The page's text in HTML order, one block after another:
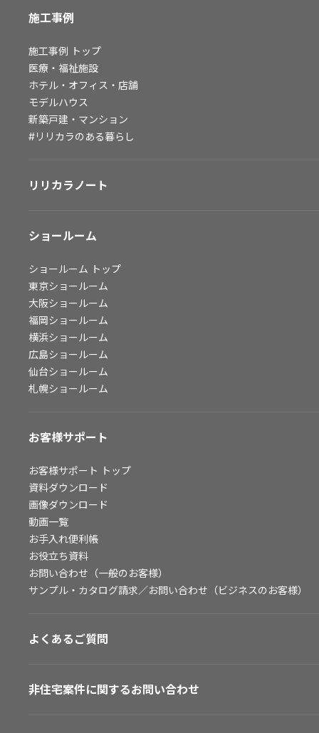
スペースソリューション事業
ファシリティソリューション事業
不動産投資開発事業
会社情報
採用情報
施工事例
施工事例 トップ
医療・福祉施設
ホテル・オフィス・店舗
モデルハウス
新築戸建・マンション
#リリカラのある暮らし
リリカラノート
ショールーム
ショールーム トップ
東京ショールーム
大阪ショールーム
福岡ショールーム
横浜ショールーム
広島ショールーム
仙台ショールーム
札幌ショールーム
お客様サポート
お客様サポート トップ
資料ダウンロード
画像ダウンロード
動画一覧
お手入れ便利帳
お役立ち資料
お問い合わせ（一般のお客様）
サンプル・カタログ請求／お問い合わせ（ビジネスのお客様）
よくあるご質問
非住宅案件に関するお問い合わせ